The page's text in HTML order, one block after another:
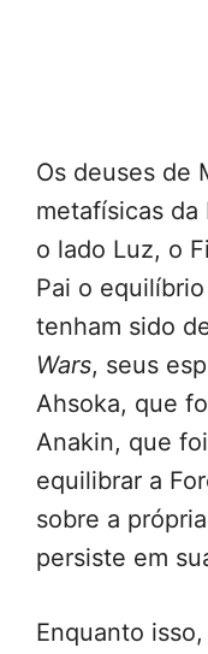
Os deuses de
metafísicas da
o lado Luz, o
Pai o
tenham sido
Wars, seus
Ahsoka, que
Anakin, que
equilibrar a
sobre a
persiste em
Enquanto